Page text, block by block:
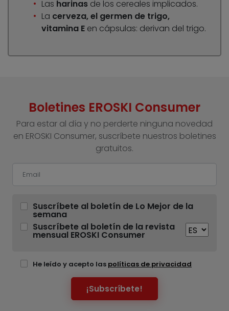
Las harinas de los cereales implicados.
La cerveza, el germen de trigo,
vitamina E en cápsulas: derivan del trigo.
Boletines EROSKI Consumer
Para estar al día y no perderte ninguna novedad
en EROSKI Consumer, suscríbete nuestros boletines
gratuitos.
Suscríbete al boletín de Lo Mejor de la
semana
Suscríbete al boletín de la revista
mensual EROSKI Consumer
He leído y acepto las políticas de privacidad
¡Subscríbete!